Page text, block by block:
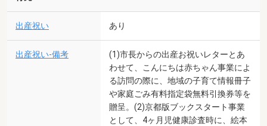
出産祝い あり
出産祝い-備考
(1)市長からの出産お祝いレターとあ
わせて、こんにちは赤ちゃん事業によ
る訪問の際に、地域の子育て情報冊子
や家庭ごみ有料指定袋無料引換券等を
贈呈。(2)京都版ブックスタート事業
として、4ヶ月児健康診査時に、絵本